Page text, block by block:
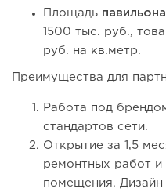
Площадь павильона
1500 тыс. руб.,
руб. на кв.метр.
Преимущества для
Работа под
стандартов сети.
Открытие за 1,5
ремонтных работ и
помещения. Дизайн